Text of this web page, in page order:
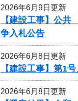
2026年6月9日更新
【建設工事】公
争入札公告
2026年6月8日更新
【建設工事】第1
2026年6月8日更新